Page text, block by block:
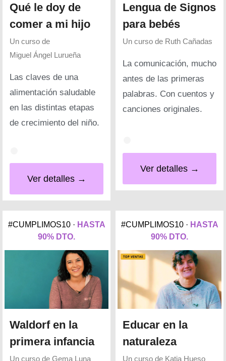
Qué le doy de
comer a mi hijo
Un curso de
Miguel Ángel Lurueña
Las claves de una
alimentación saludable
en las distintas etapas
de crecimiento del niño.
Ver detalles →
Lengua de Signos
para bebés
Un curso de Ruth Cañadas
La comunicación, mucho
antes de las primeras
palabras. Con cuentos y
canciones originales.
Ver detalles →
#CUMPLIMOS10 · HASTA
90% DTO.
Waldorf en la
primera infancia
Un curso de Gema Luna
#CUMPLIMOS10 · HASTA
90% DTO.
Educar en la
naturaleza
Un curso de Katia Hueso